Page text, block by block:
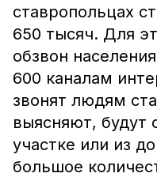
ставропольцах
650 тысяч. Для
обзвон
600 каналам
звонят людям
выясняют, будут
участке или из
большое